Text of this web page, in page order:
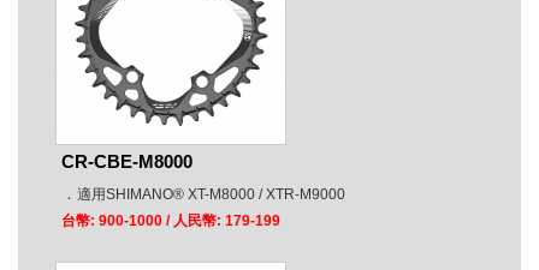
CR-CBE-M8000
． 適用SHIMANO® XT-M8000 / XTR-M9000
台幣: 900-1000 / 人民幣: 179-199